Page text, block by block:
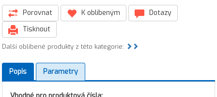
Porovnat K oblíbeným
Dotazy
Tisknout
Další oblíbené produkty z této kategorie:
Popis Parametry